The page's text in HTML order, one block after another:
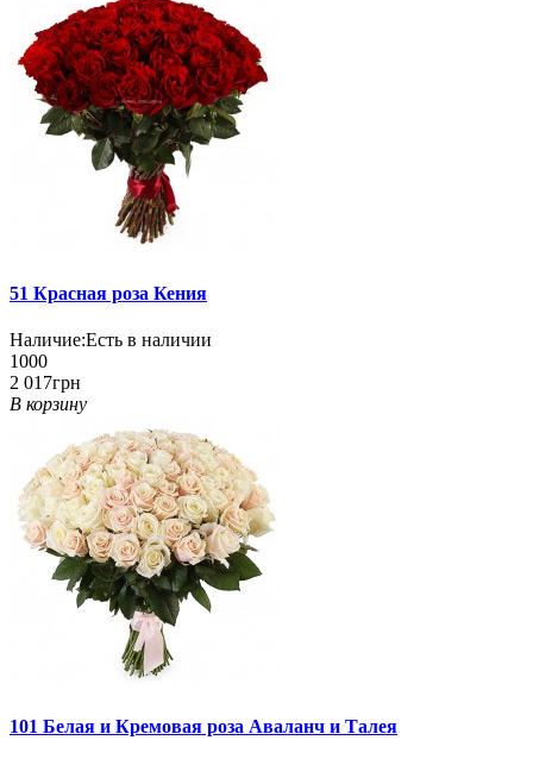
51 Красная роза Кения
Наличие:Есть в наличии
1000
2 017грн
В корзину
101 Белая и Кремовая роза Аваланч и Талея